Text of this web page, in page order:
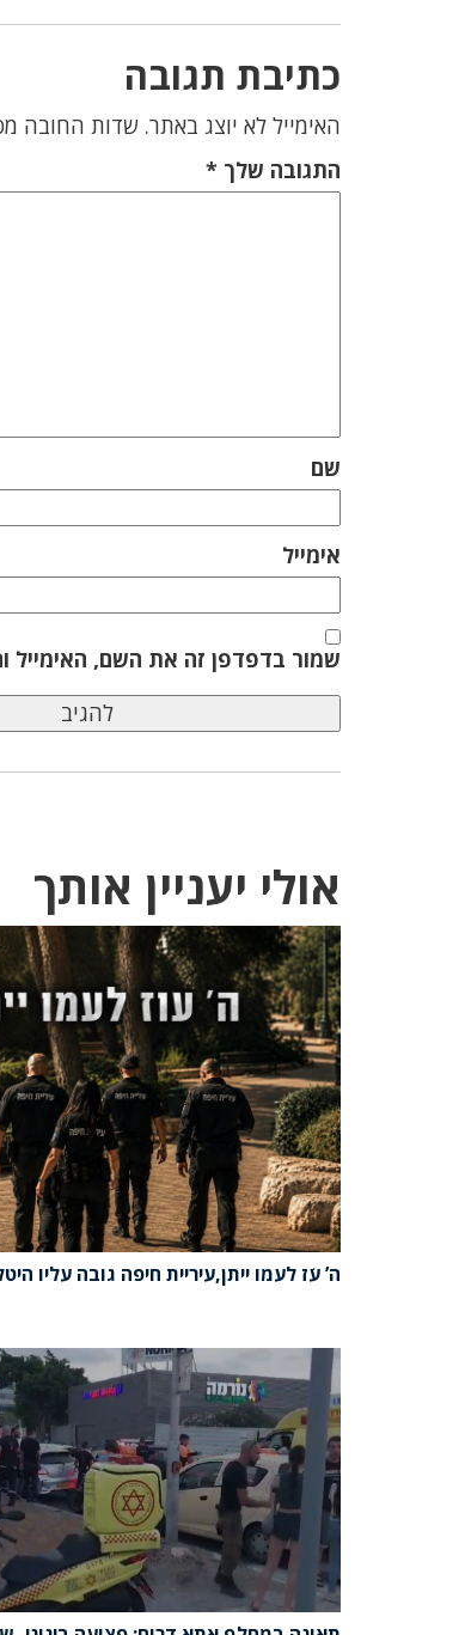
כתיבת תגובה
האימייל לא יוצג באתר. שדות החובה
התגובה שלך*
שם
אימייל
שמור בדפדפן זה את השם,
אולי יעניין אותך
ה’ עֹז לעמו ייתן,עיריית חיפה גובה עליו